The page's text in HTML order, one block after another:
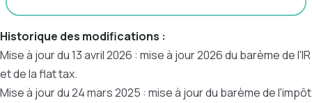
Historique des modifications :
Mise à jour du 13 avril 2026 : mise à jour 2026 du barème de l'IR
et de la flat tax.
Mise à jour du 24 mars 2025 : mise à jour du barème de l'impôt